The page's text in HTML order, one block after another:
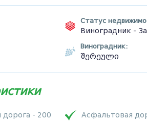
Статус
Виноградник -
Виноградник:
შერეული
дорога - 200 Асфальтовая